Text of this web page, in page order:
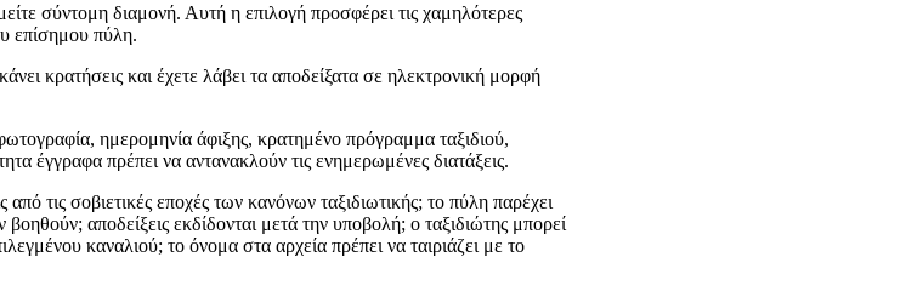
σύντομη διαμονή. Αυτή η επιλογή προσφέρει τις χαμηλότερες
επίσημου πύλη.
κρατήσεις και έχετε λάβει τα αποδείξατα σε ηλεκτρονική μορφή
ημερομηνία άφιξης, κρατημένο πρόγραμμα ταξιδιού,
έγγραφα πρέπει να αντανακλούν τις ενημερωμένες διατάξεις.
τις σοβιετικές εποχές των κανόνων ταξιδιωτικής; το πύλη παρέχει
αποδείξεις εκδίδονται μετά την υποβολή; ο ταξιδιώτης μπορεί
καναλιού; το όνομα στα αρχεία πρέπει να ταιριάζει με το